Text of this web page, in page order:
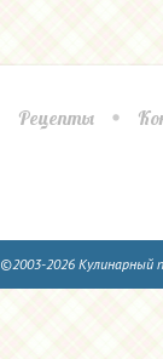
Рецепты
©2003-2026 Кулинарный